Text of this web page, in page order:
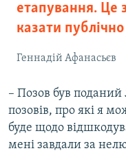
етапування. Це
казати публічно
Геннадій Афанасьєв
– Позов був
позовів, про які я
буде щодо
мені завдали за